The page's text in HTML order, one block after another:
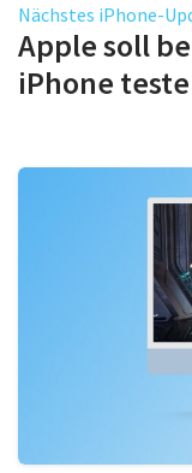
Nächstes iPhone-
Apple soll
iPhone